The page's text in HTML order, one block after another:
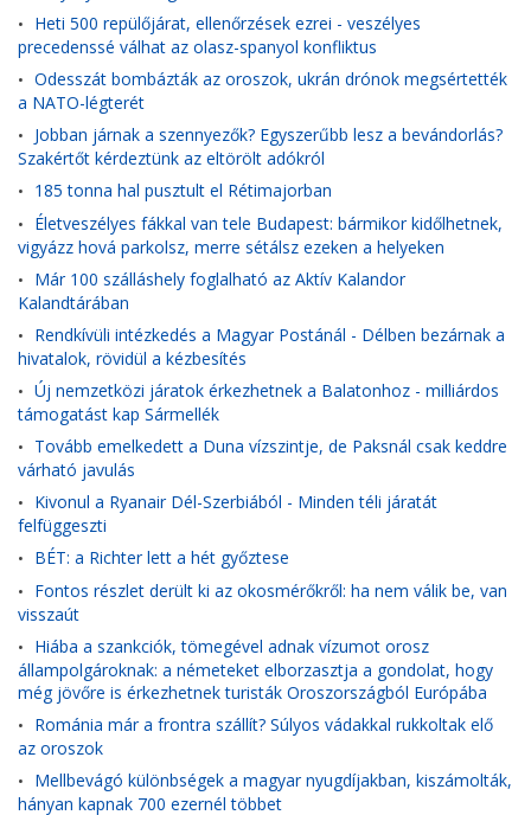
• Heti 500 repülőjárat, ellenőrzések ezrei - veszélyes
precedenssé válhat az olasz-spanyol konfliktus
• Odesszát bombázták az oroszok, ukrán drónok megsértették
a NATO-légterét
• Jobban járnak a szennyezők? Egyszerűbb lesz a bevándorlás?
Szakértőt kérdeztünk az eltörölt adókról
• 185 tonna hal pusztult el Rétimajorban
• Életveszélyes fákkal van tele Budapest: bármikor kidőlhetnek,
vigyázz hová parkolsz, merre sétálsz ezeken a helyeken
• Már 100 szálláshely foglalható az Aktív Kalandor
Kalandtárában
• Rendkívüli intézkedés a Magyar Postánál - Délben bezárnak a
hivatalok, rövidül a kézbesítés
• Új nemzetközi járatok érkezhetnek a Balatonhoz - milliárdos
támogatást kap Sármellék
• Tovább emelkedett a Duna vízszintje, de Paksnál csak keddre
várható javulás
• Kivonul a Ryanair Dél-Szerbiából - Minden téli járatát
felfüggeszti
• BÉT: a Richter lett a hét győztese
• Fontos részlet derült ki az okosmérőkről: ha nem válik be, van
visszaút
• Hiába a szankciók, tömegével adnak vízumot orosz
állampolgároknak: a németeket elborzasztja a gondolat, hogy
még jövőre is érkezhetnek turisták Oroszországból Európába
• Románia már a frontra szállít? Súlyos vádakkal rukkoltak elő
az oroszok
• Mellbevágó különbségek a magyar nyugdíjakban, kiszámolták,
hányan kapnak 700 ezernél többet